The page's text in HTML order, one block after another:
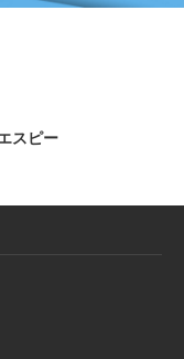
スピー